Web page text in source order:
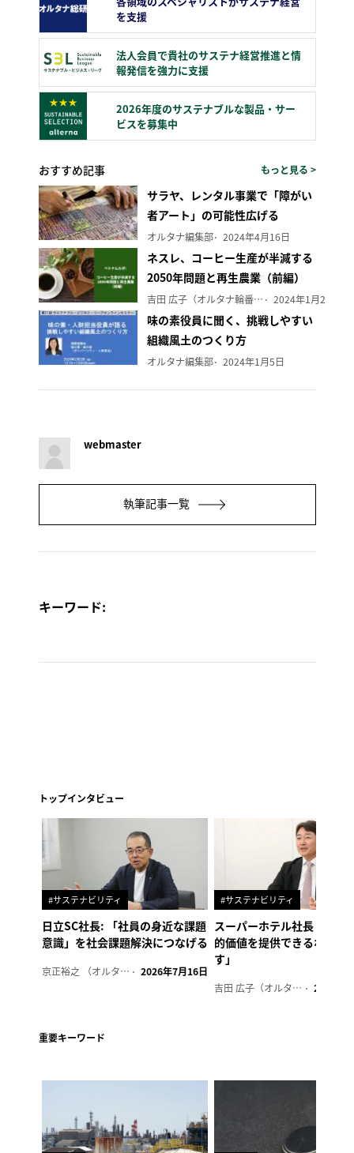
を支援
法人会員で貴社のサステナ経営推進と情
報発信を強力に支援
2026年度のサステナブルな製品・サー
ビスを募集中
おすすめ記事 もっと見る >
サラヤ、レンタル事業で「障がい
者アート」の可能性広げる
オルタナ編集部 2024年4月16日
ネスレ、コーヒー生産が半減する
2050年問題と再生農業（前編）
吉田 広子（オルタナ輪番編集長） 2024年1月29日
味の素役員に聞く、挑戦しやすい
組織風土のつくり方
オルタナ編集部 2024年1月5日
webmaster
執筆記事一覧
キーワード:
トップインタビュー
#サステナビリティ
日立SC社長: 「社員の身近な課題
意識」を社会課題解決につなげる
京正裕之 （オルタナ副編集長） 2026年7月16日
#サステナビリティ
スーパーホテル社長「地域
的価値を提供できるホテル
す」
吉田 広子（オルタナ輪番編集長） 2026年6
重要キーワード